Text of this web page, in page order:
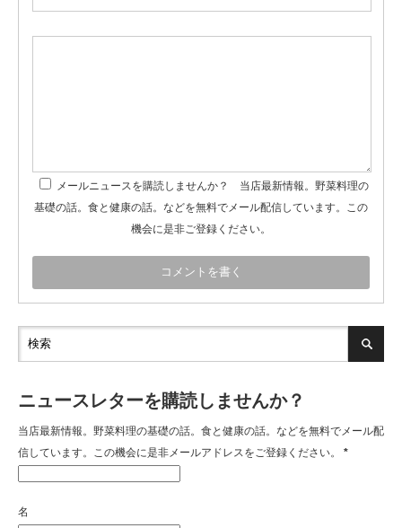
メールニュースを購読しませんか？ 当店最新情報。野菜料理の
基礎の話。食と健康の話。などを無料でメール配信しています。この
機会に是非ご登録ください。
ニュースレターを購読しませんか？
当店最新情報。野菜料理の基礎の話。食と健康の話。などを無料でメール配
信しています。この機会に是非メールアドレスをご登録ください。 *
名